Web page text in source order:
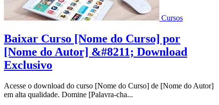
Cursos
Baixar Curso [Nome do Curso] por
[Nome do Autor] &#8211; Download
Exclusivo
Acesse o download do curso [Nome do Curso] de [Nome do Autor]
em alta qualidade. Domine [Palavra-cha...